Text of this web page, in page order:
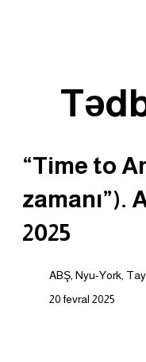
“Time to
zamanı”).
2025
20 fevral 2025
ABŞ, Nyu-York,